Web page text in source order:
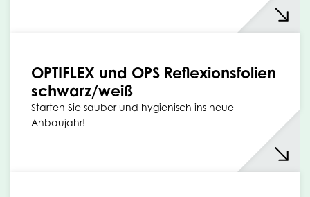
OPTIFLEX und OPS Reflexionsfolien
schwarz/weiß
Starten Sie sauber und hygienisch ins neue
Anbaujahr!